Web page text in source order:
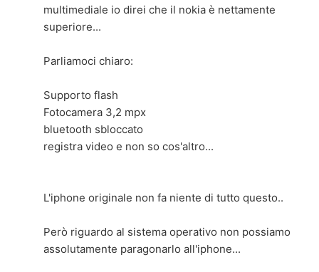
multimediale io direi che il nokia è nettamente
superiore...
Parliamoci chiaro:
Supporto flash
Fotocamera 3,2 mpx
bluetooth sbloccato
registra video e non so cos'altro...
L'iphone originale non fa niente di tutto questo..
Però riguardo al sistema operativo non possiamo
assolutamente paragonarlo all'iphone...